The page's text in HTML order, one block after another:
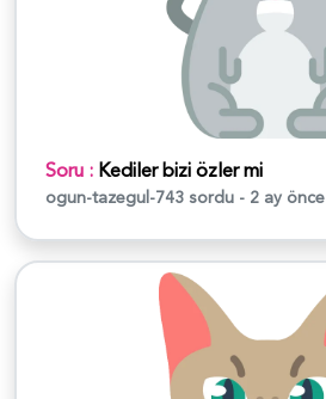
Soru : Kediler bizi özler mi
ogun-tazegul-743 sordu - 2 ay önce